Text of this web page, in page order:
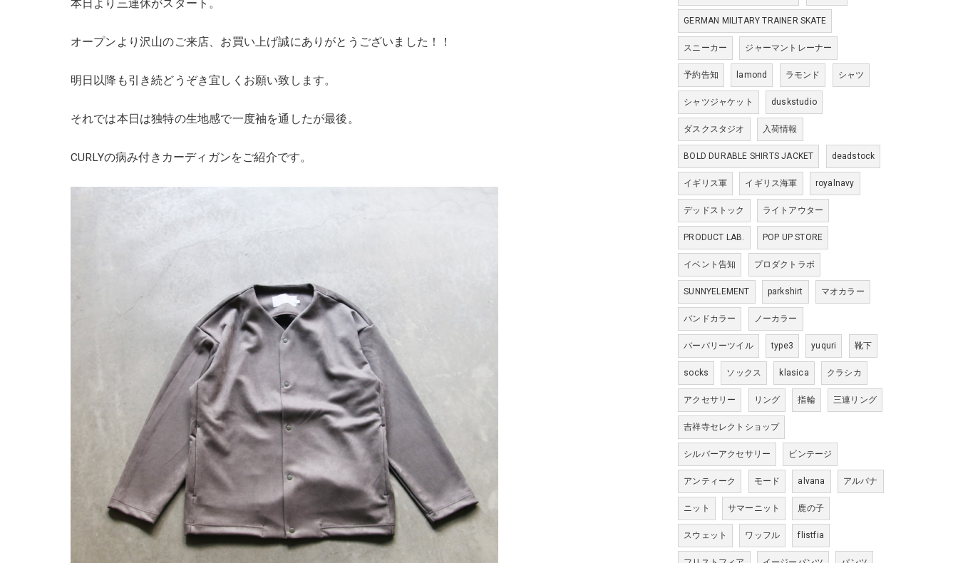
本日より三連休がスタート。
オープンより沢山のご来店、お買い上げ誠にありがとうございました！！
明日以降も引き続どうぞき宜しくお願い致します。
それでは本日は独特の生地感で一度袖を通したが最後。
CURLYの病み付きカーディガンをご紹介です。
GERMAN MILITARY TRAINER SKATE
スニーカー ジャーマントレーナー
予約告知 lamond ラモンド シャツ
シャツジャケット duskstudio
ダスクスタジオ 入荷情報
BOLD DURABLE SHIRTS JACKET deadstock
イギリス軍 イギリス海軍 royalnavy
デッドストック ライトアウター
PRODUCT LAB. POP UP STORE
イベント告知 プロダクトラボ
SUNNYELEMENT parkshirt マオカラー
バンドカラー ノーカラー
バーバリーツイル type3 yuquri 靴下
socks ソックス klasica クラシカ
アクセサリー リング 指輪 三連リング
吉祥寺セレクトショップ
シルバーアクセサリー ビンテージ
アンティーク モード alvana アルバナ
ニット サマーニット 鹿の子
スウェット ワッフル flistfia